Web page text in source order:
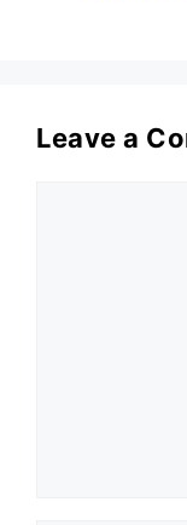
Leave a